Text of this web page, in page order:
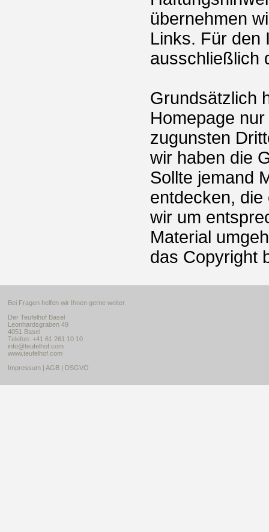
übernehmen
Links. Für den
ausschließlich
Grundsätzlich
Homepage
zugunsten
wir haben die
Sollte jemand
entdecken,
wir um
Material
das Copyright
Bei Fragen helfen wir Ihnen gerne weiter.
Der Teufelhof Basel
Leonhardsgraben 49
4051 Basel
Telefon: +41 61 261 10 10
info@teufelhof.com
www.teufelhof.com
Impressum | AGB | DSGVO